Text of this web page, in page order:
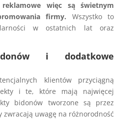
reklamowe więc są świetnym
firmy. Wszystko to
w ostatnich lat oraz
i dodatkowe
klientów przyciągną
i te, które mają najwięcej
bidonów tworzone są przez
zwracają uwagę na różnorodność